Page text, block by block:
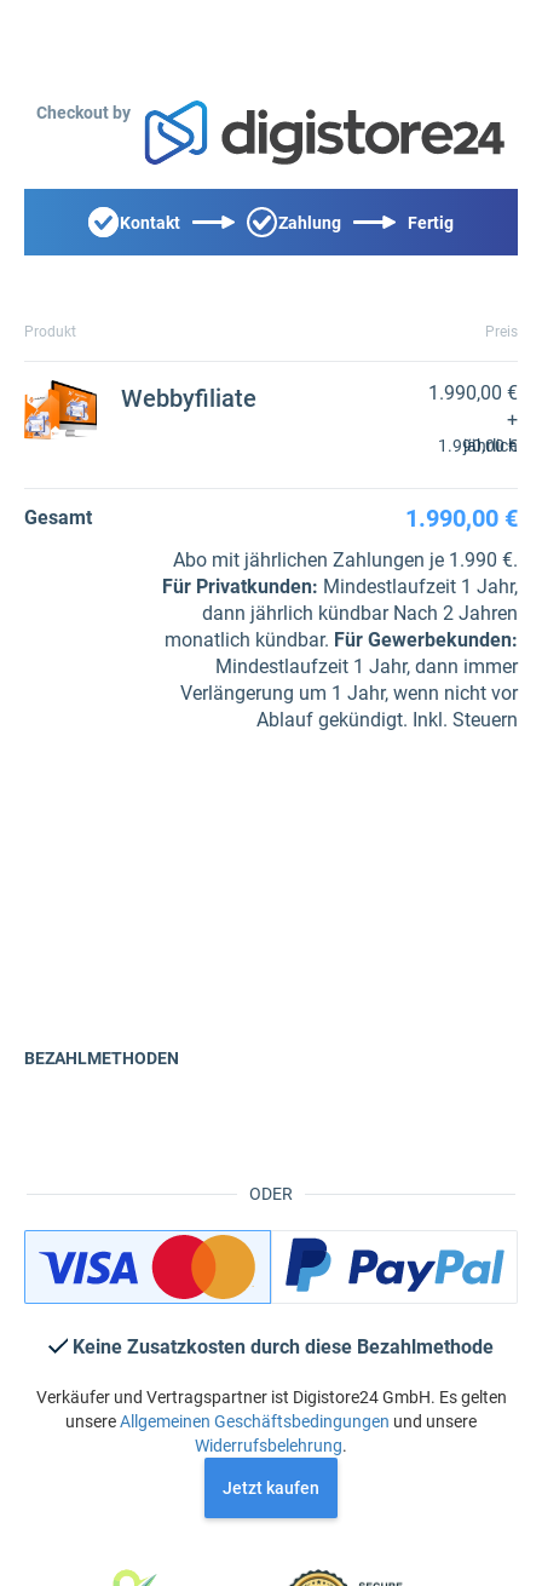
Checkout by
Kontakt Zahlung Fertig
Produkt Preis
Webbyfiliate
1.990,00 €
+
1.990,00 €
jährlich
Gesamt 1.990,00 €
Abo mit jährlichen Zahlungen je 1.990 €.
Für Privatkunden: Mindestlaufzeit 1 Jahr,
dann jährlich kündbar Nach 2 Jahren
monatlich kündbar. Für Gewerbe­kunden:
Mindestlaufzeit 1 Jahr, dann immer
Verlängerung um 1 Jahr, wenn nicht vor
Ablauf gekündigt. Inkl. Steuern
ODER
BEZAHLMETHODEN
Keine Zusatzkosten durch diese Bezahlmethode
Verkäufer und Vertragspartner ist Digistore24 GmbH. Es gelten
unsereAllgemeinen Geschäftsbedingungen und unsere
Widerrufsbelehrung.
Jetzt kaufen